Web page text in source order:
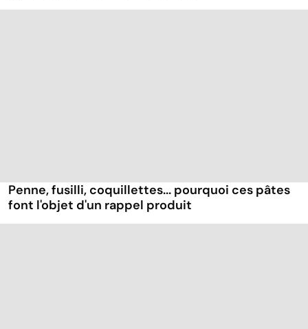
Penne, fusilli, coquillettes... pourquoi ces pâtes
font l'objet d'un rappel produit